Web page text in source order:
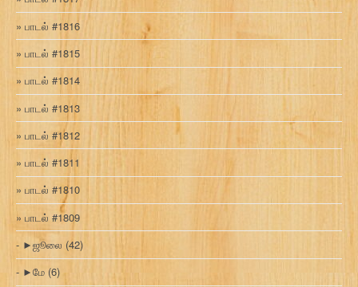
பாடல் #1816
பாடல் #1815
பாடல் #1814
பாடல் #1813
பாடல் #1812
பாடல் #1811
பாடல் #1810
பாடல் #1809
►ஜூலை (42)
►மே (6)